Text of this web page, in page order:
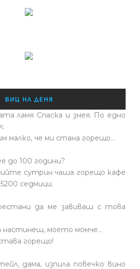
ВИЦ НА ДЕНЯ
ламя Спаска и змея. По едно
малко, че ми стана горещо...
до 100 години?
сутрин чаша горещо кафе
седмици.
да ме завиваш с това
настинеш, моето момче…
горещо!
дама, изпила повечко вино